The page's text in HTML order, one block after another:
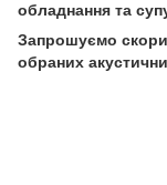
обладнання та
Запрошуємо
обраних